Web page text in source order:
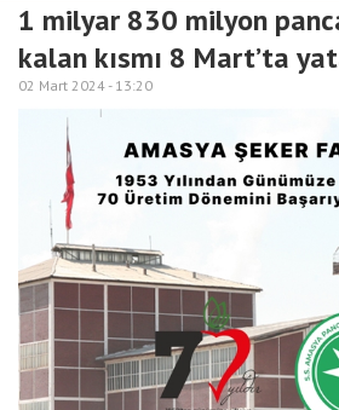
1 milyar 830 milyon
kalan kısmı 8 Mart’ta
02 Mart 2024 - 13:20